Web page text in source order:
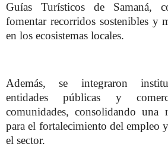
Guías Turísticos de Samaná,
fomentar recorridos sostenibles y
en los ecosistemas locales.
Además, se integraron
entidades públicas y
comunidades, consolidando una
para el fortalecimiento del empleo
el sector.